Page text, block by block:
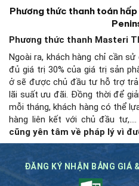
Phương thức thanh toán
Phương thức thanh Masteri
Ngoài ra, khách hàng chỉ cần
đủ giá trị 30% của giá trị sản
ở sẽ được chủ đầu tư hỗ trợ
lãi suất ưu đãi. Đồng thời để
mỗi tháng, khách hàng có thể
hàng liên kết với chủ đầu tư,….
cũng yên tâm về pháp lý vì
ĐĂNG KÝ NHẬN BẢNG